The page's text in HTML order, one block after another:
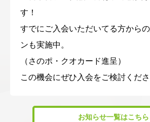
す！
すでにご入会いただいてる方から
ンも実施中。
（さのポ・クオカード進呈）
この機会にぜひ入会をご検討くださ
お知らせ一覧はこちら